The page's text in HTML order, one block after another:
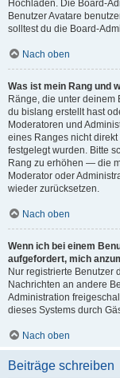
Hochladen. Die Board-
Benutzer Avatare
solltest du die Board-
Nach oben
Was ist mein Rang und
Ränge, die unter deinem
du bislang erstellt hast
Moderatoren und
eines Ranges nicht
festgelegt wurden. Bitte
Rang zu erhöhen — die
Moderator oder
wieder zurücksetzen.
Nach oben
Wenn ich bei einem
aufgefordert, mich
Nur registrierte Benutzer
Nachrichten an andere
Administration
dieses Systems durch
Nach oben
Beiträge schreiben